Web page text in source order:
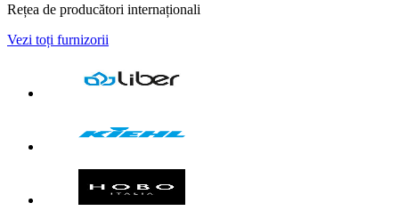
Rețea de producători internaționali
Vezi toți furnizorii